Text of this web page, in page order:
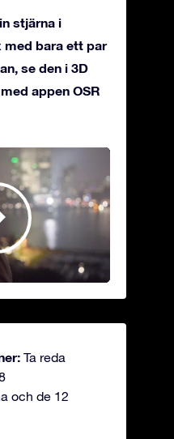
stjärna i
med bara ett par
se den i 3D
appen OSR
Ta reda
och de 12